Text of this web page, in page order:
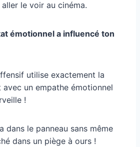
le voir au cinéma.
émotionnel a influencé ton
utilise exactement la
un empathe émotionnel
!
dans le panneau sans même
dans un piège à ours !